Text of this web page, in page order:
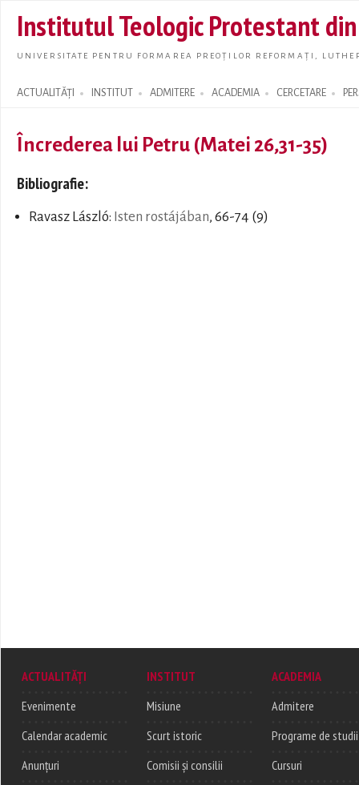
main
Institutul Teologic Protestant
UNIVERSITATE PENTRU FORMAREA PREOȚILOR REFORMAȚI,
ACTUALITĂȚI INSTITUT ADMITERE ACADEMIA CERCETARE
Search form
Încrederea lui Petru (Matei 26,31-35)
Bibliografie:
Ravasz László: Isten rostájában, 66-74 (9)
ACTUALITĂȚI
Evenimente
Calendar academic
Anunțuri
INSTITUT
Misiune
Scurt istoric
Comisii și consilii
ACADEMIA
Admitere
Programe de studii
Cursuri